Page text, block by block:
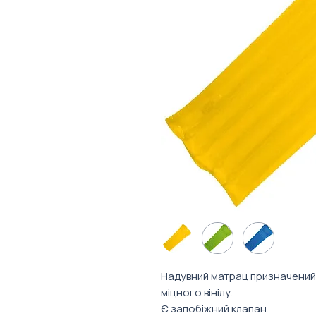
Надувний матрац призначений
міцного вінілу.
Є запобіжний клапан.